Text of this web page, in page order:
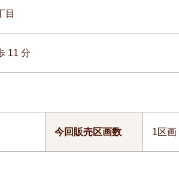
目
11 分
今回販売区画数 1区画